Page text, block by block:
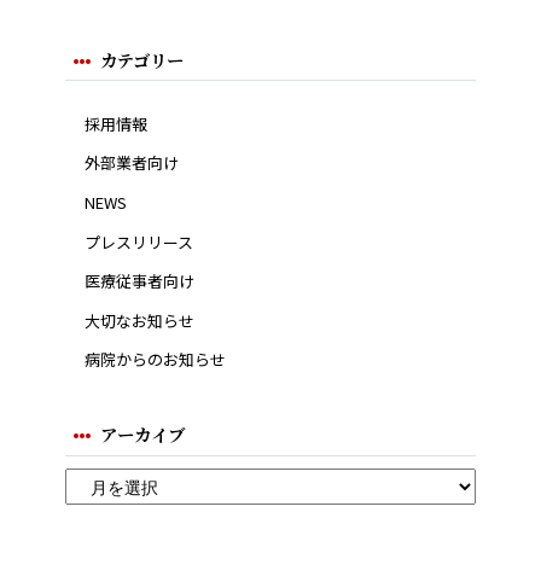
カテゴリー
採用情報
外部業者向け
NEWS
プレスリリース
医療従事者向け
大切なお知らせ
病院からのお知らせ
アーカイブ